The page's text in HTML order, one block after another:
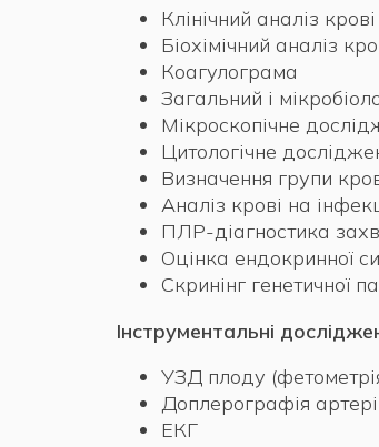
Клінічний аналіз крові
Біохімічний аналіз
Коагулограма
Загальний і
Мікроскопічне
Цитологічне
Визначення групи
Аналіз крові на
ПЛР-діагностика
Оцінка ендокринної
Скринінг генетичної
Інструментальні
УЗД плоду
Доплерографія
ЕКГ